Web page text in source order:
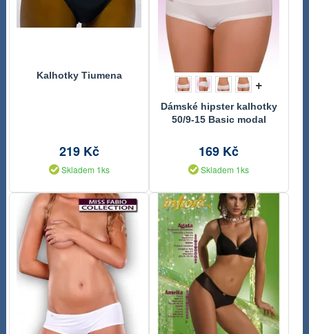
Kalhotky Tiumena
219 Kč
Skladem 1ks
+
Dámské hipster kalhotky
50/9-15 Basic modal
169 Kč
Skladem 1ks